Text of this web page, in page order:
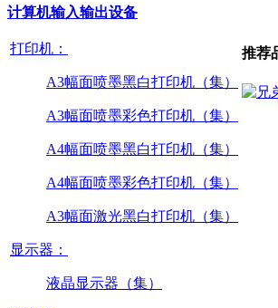
计算机输入输出设备
打印机：
A3幅面喷墨黑白打印机（集）
A3幅面喷墨彩色打印机（集）
A4幅面喷墨黑白打印机（集）
A4幅面喷墨彩色打印机（集）
A3幅面激光黑白打印机（集）
显示器：
液晶显示器（集）
推荐